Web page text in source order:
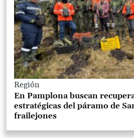
Región
En Pamplona buscan
estratégicas del páramo de
frailejones